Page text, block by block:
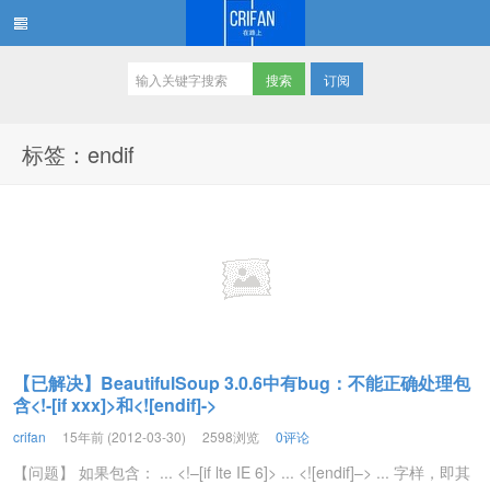
订阅
标签：endif
【已解决】BeautifulSoup 3.0.6中有bug：不能正确处理包
含<!-[if xxx]>和<![endif]->
crifan 15年前 (2012-03-30) 2598浏览 0评论
【问题】 如果包含： ... <!–[if lte IE 6]> ... <![endif]–> ... 字样，即其